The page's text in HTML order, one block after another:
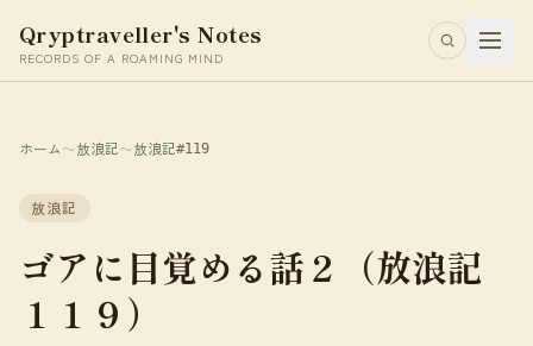
Qryptraveller's Notes
RECORDS OF A ROAMING MIND
ホーム〜放浪記〜放浪記#119
放浪記
ゴアに目覚める話２（放浪記
１１９）